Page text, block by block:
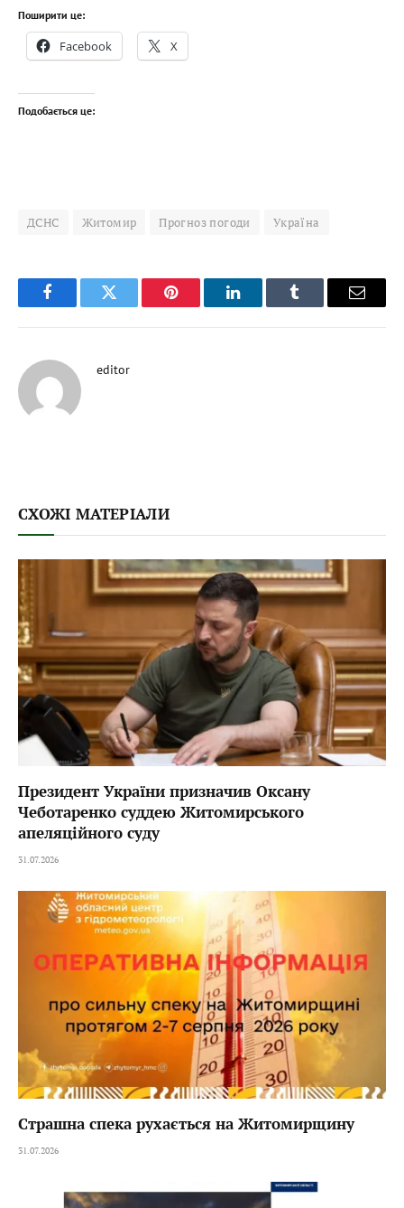
Поширити це:
Facebook X
Подобається це:
ДСНС Житомир Прогноз погоди Україна
FacebookTwitter Pinterest LinkedInTumblr Email
editor
СХОЖІ МАТЕРІАЛИ
Президент України призначив Оксану
Чеботаренко суддею Житомирського
апеляційного суду
31.07.2026
Страшна спека рухається на Житомирщину
31.07.2026